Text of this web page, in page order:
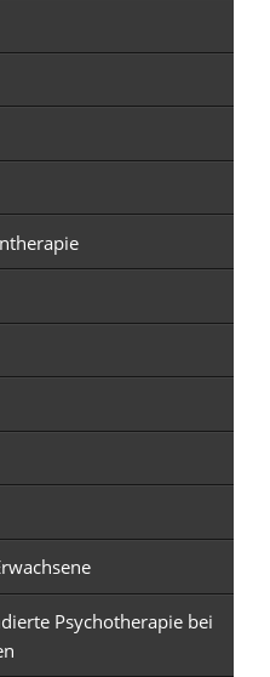
Psychotherapie bei